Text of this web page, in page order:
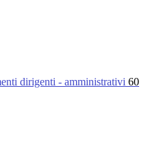
dirigenti - amministrativi 60